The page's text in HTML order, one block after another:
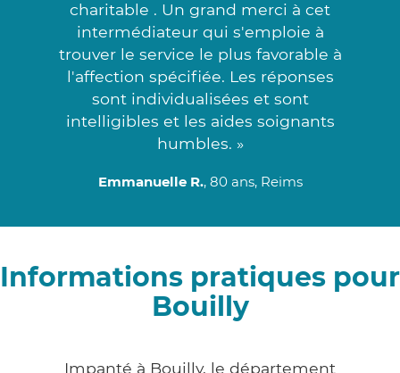
charitable . Un grand merci à cet
intermédiateur qui s'emploie à
trouver le service le plus favorable à
l'affection spécifiée. Les réponses
sont individualisées et sont
intelligibles et les aides soignants
humbles. »
Emmanuelle R., 80 ans, Reims
Informations pratiques pour
Bouilly
Impanté à Bouilly, le département